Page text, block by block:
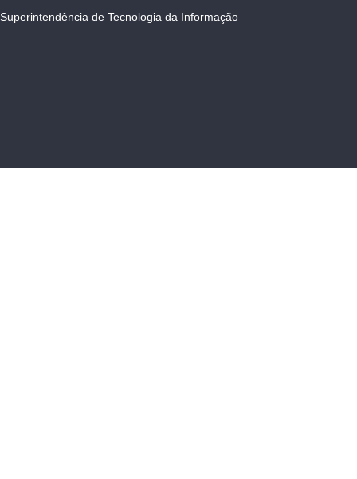
Superintendência de Tecnologia da Informação